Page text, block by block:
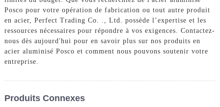
Posco pour votre opération de fabrication ou tout autre produit
en acier, Perfect Trading Co. ., Ltd. possède l’expertise et les
ressources nécessaires pour répondre à vos exigences. Contactez-
nous dès aujourd'hui pour en savoir plus sur nos produits en
acier aluminisé Posco et comment nous pouvons soutenir votre
entreprise.
Produits Connexes